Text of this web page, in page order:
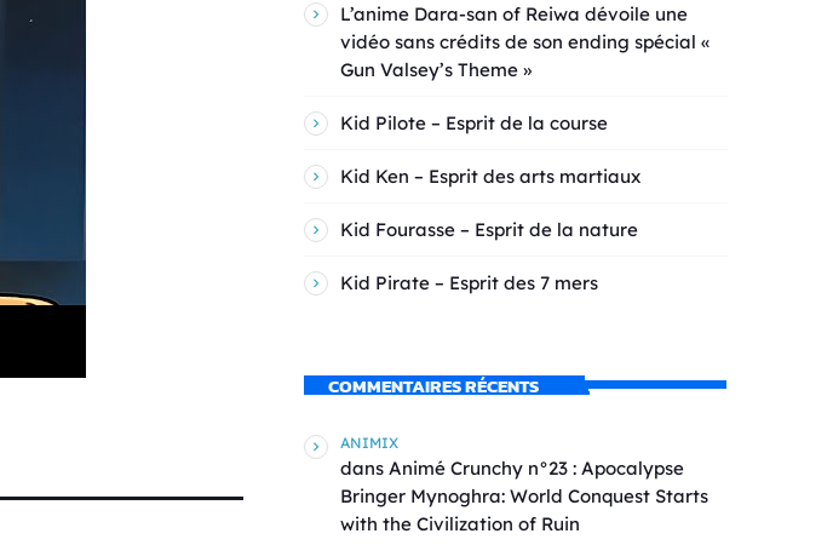
L’anime Dara-san of Reiwa dévoile une
vidéo sans crédits de son ending spécial «
Gun Valsey’s Theme »
Kid Pilote – Esprit de la course
Kid Ken – Esprit des arts martiaux
Kid Fourasse – Esprit de la nature
Kid Pirate – Esprit des 7 mers
COMMENTAIRES RÉCENTS
ANIMIX
dans Animé Crunchy n°23 : Apocalypse
Bringer Mynoghra: World Conquest Starts
with the Civilization of Ruin